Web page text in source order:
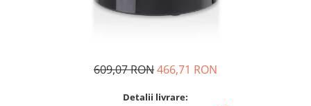
609,07 RON466,71 RON
Detalii livrare: